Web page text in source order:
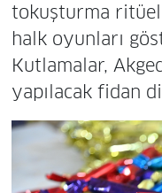
tokuşturma
halk oyunları
Kutlamalar,
yapılacak fidan